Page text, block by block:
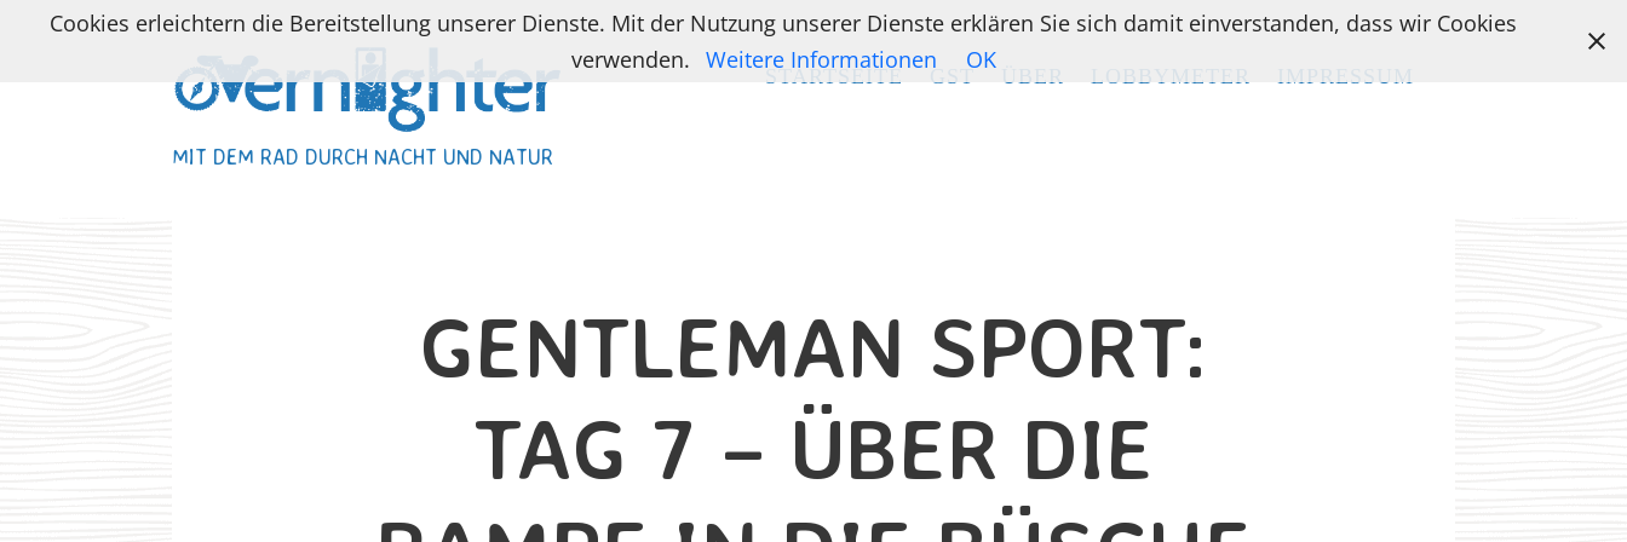
STARTSEITE GST ÜBER LOBBYMETER IMPRESSUM
MIT DEM RAD DURCH NACHT UND NATUR
STARTSEITE GST ÜBER LOBBYMETER IMPRESSUM
MIT DEM RAD DURCH NACHT UND NATUR
GENTLEMAN SPORT:
TAG 7 – ÜBER DIE
Cookies erleichtern die Bereitstellung unserer Dienste. Mit der Nutzung unserer Dienste erklären Sie sich damit einverstanden, dass wir Cookies
verwenden. Weitere Informationen OK